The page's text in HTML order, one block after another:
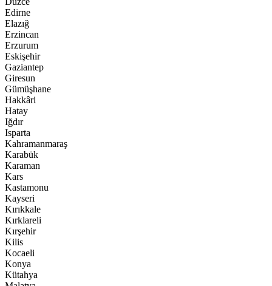
Edirne
Elazığ
Erzincan
Erzurum
Eskişehir
Gaziantep
Giresun
Gümüşhane
Hakkâri
Hatay
Iğdır
Isparta
Kahramanmaraş
Karabük
Karaman
Kars
Kastamonu
Kayseri
Kırıkkale
Kırklareli
Kırşehir
Kilis
Kocaeli
Konya
Kütahya